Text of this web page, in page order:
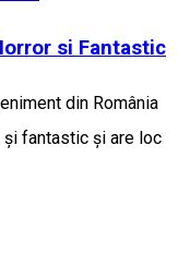
si Fantastic
din România
fantastic și are loc